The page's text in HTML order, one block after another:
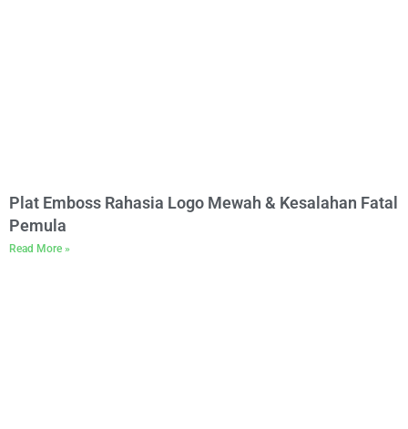
Plat Emboss Rahasia Logo Mewah & Kesalahan Fatal
Pemula
Read More »